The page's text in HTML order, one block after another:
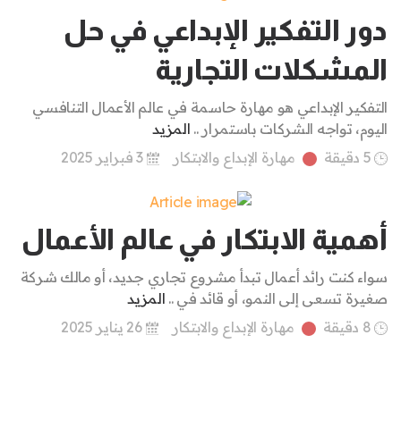
دور التفكير الإبداعي في حل
المشكلات التجارية
التفكير الإبداعي هو مهارة حاسمة في عالم الأعمال التنافسي
اليوم، تواجه الشركات باستمرار .. المزيد
5 دقيقة
مهارة الإبداع والابتكار 3 فبراير 2025
أهمية الابتكار في عالم الأعمال
سواء كنت رائد أعمال تبدأ مشروع تجاري جديد، أو مالك شركة
صغيرة تسعى إلى النمو، أو قائد في .. المزيد
8 دقيقة
مهارة الإبداع والابتكار 26 يناير 2025